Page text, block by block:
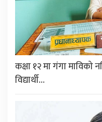
कक्षा १२ मा गंगा माविको
विद्यार्थी…